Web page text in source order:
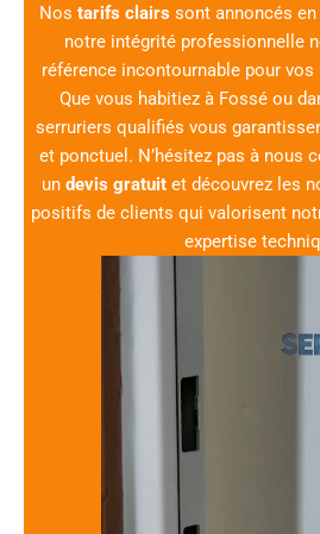
Nos tarifs clairssont annoncés en
notre intégrité professionnelle
référence incontournable pour
Que vous habitiez à Fossé ou
serruriers qualifiés vous
et ponctuel. N’hésitez pas à nous
un devis gratuitet découvrez les
positifs de clients qui valorisent
expertise